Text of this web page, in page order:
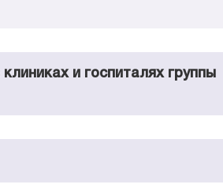
и госпиталях группы